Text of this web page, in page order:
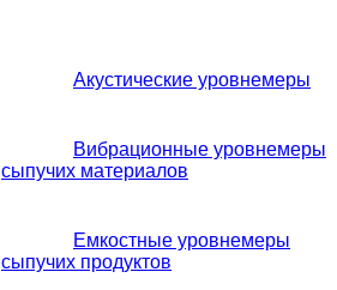
Акустические уровнемеры
Вибрационные уровнемеры
сыпучих материалов
Емкостные уровнемеры
сыпучих продуктов